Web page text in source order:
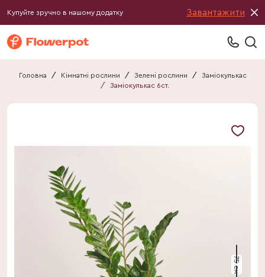
Купуйте зручно в нашому додатку Завантажити
Головна / Кімнатні рослини / Зелені рослини /
Заміокулькас
/
Заміокулькас 6ст.
75 см